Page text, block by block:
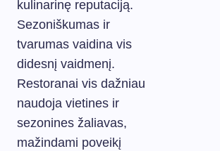
kulinarinę reputaciją.
Sezoniškumas ir
tvarumas vaidina vis
didesnį vaidmenį.
Restoranai vis dažniau
naudoja vietines ir
sezonines žaliavas,
mažindami poveikį